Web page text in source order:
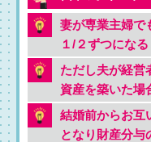
妻が専業主婦で
１/２ずつになる
ただし夫が経営
資産を築いた場
結婚前からお互
となり財産分与